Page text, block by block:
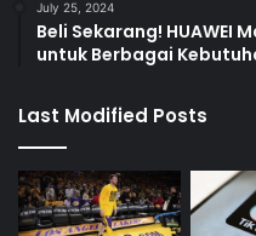
July 25, 2024
Beli Sekarang! HUAWEI
untuk Berbagai
Last Modified Posts